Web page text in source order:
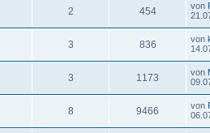
2 454 von
3 836 von
3 1173 von
8 9466 von